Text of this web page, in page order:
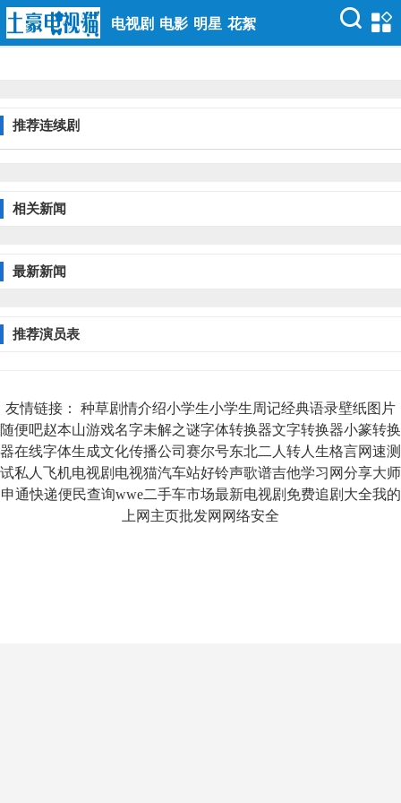
电视剧 电影 明星 花絮
推荐连续剧
相关新闻
最新新闻
推荐演员表
友情链接： 种草剧情介绍小学生小学生周记经典语录壁纸图片
随便吧赵本山游戏名字未解之谜字体转换器文字转换器小篆转换
器在线字体生成文化传播公司 赛尔号东北二人转 人生格言网速测
试私人飞机电视剧 电视猫汽车站好铃声歌谱吉他学习网分享大师
申通快递便民查询wwe二手车市场最新电视剧 免费追剧大全我的
上网主页批发网 网络安全